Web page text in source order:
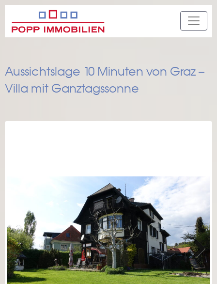
Aussichtslage 10 Minuten von Graz –
Villa mit Ganztagssonne
Next